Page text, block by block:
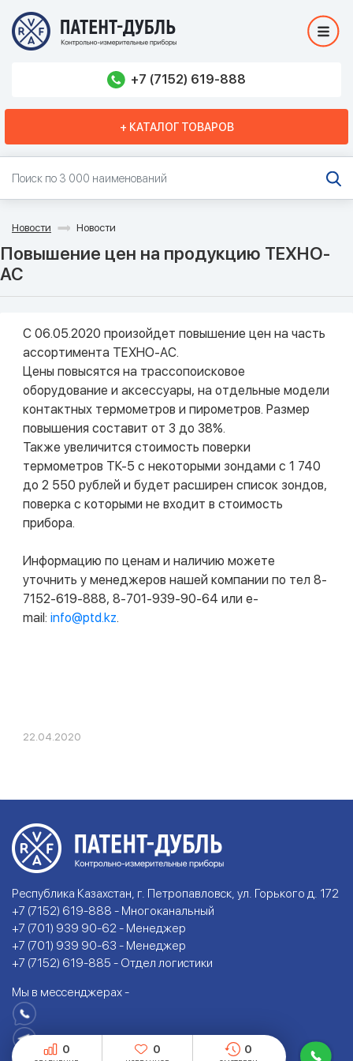
+7 (7152) 619-888
+ КАТАЛОГ ТОВАРОВ
Новости Новости
Повышение цен на продукцию ТЕХНО-
АС
С 06.05.2020 произойдет повышение цен на часть
ассортимента ТЕХНО-АС.
Цены повысятся на трассопоисковое
оборудование и аксессуары, на отдельные модели
контактных термометров и пирометров. Размер
повышения составит от 3 до 38%.
Также увеличится стоимость поверки
термометров ТК-5 с некоторыми зондами с 1 740
до 2 550 рублей и будет расширен список зондов,
поверка с которыми не входит в стоимость
прибора.
Информацию по ценам и наличию можете
уточнить у менеджеров нашей компании по тел 8-
7152-619-888, 8-701-939-90-64 или e-
mail: info@ptd.kz.
22.04.2020
Республика Казахстан, г. Петропавловск, ул. Горького д. 172
+7 (7152) 619-888 - Многоканальный
+7 (701) 939 90-62 - Менеджер
+7 (701) 939 90-63 - Менеджер
+7 (7152) 619-885 - Отдел логистики
Мы в мессенджерах -
0 0 0